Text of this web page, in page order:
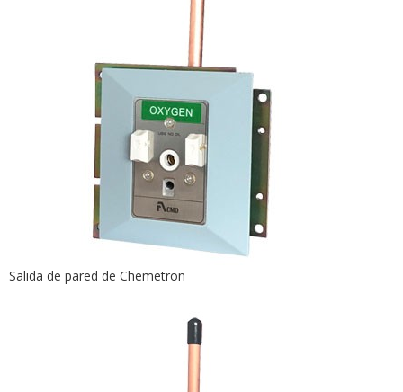
Salida de pared de Chemetron